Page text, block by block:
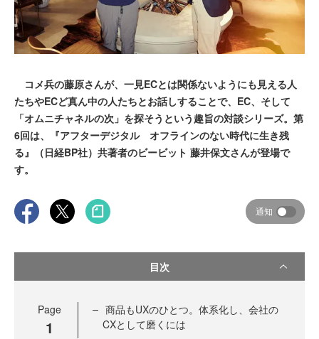
コメ兵の藤原さんが、一見ECとは関係ないようにも見える人
たちやECど真ん中の人たちとお話しすることで、EC、そして
「オムニチャネルの次」を探そうという趣旨の対談シリーズ。第
6回は、『アフターデジタル オフラインのない時代に生き残
る』（日経BP社）共著者のビービット 藤井保文さんが登場で
す。
通知
目次
Page
1
商品もUXのひとつ。体系化し、会社の
CXとして磨くには